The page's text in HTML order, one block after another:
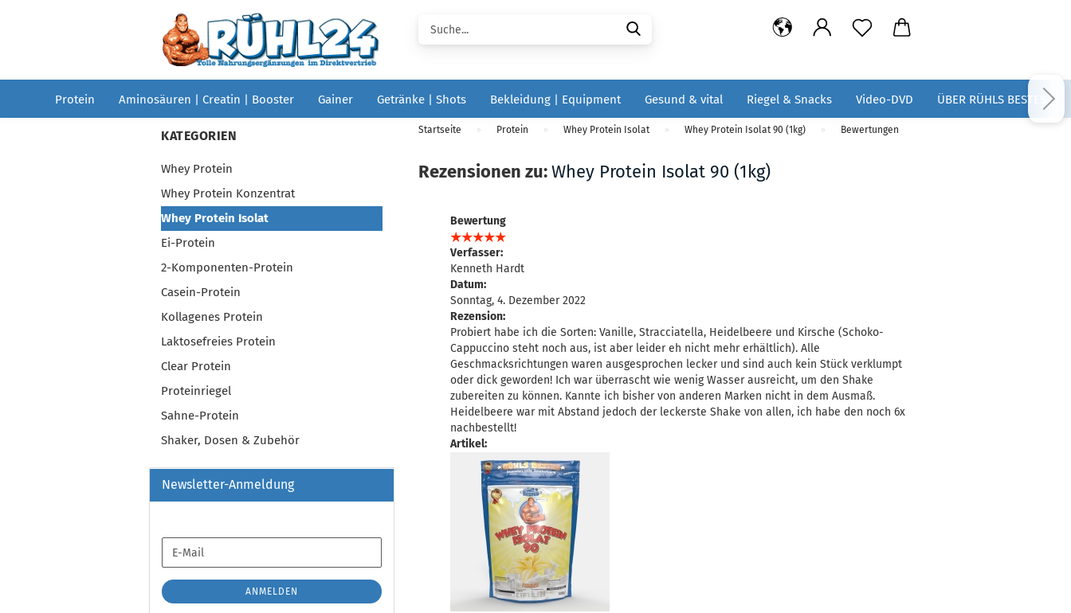
Protein Aminosäuren | Creatin | Booster Gainer Getränke | Shots Bekleidung | Equipment Gesund & vital Riegel & Snacks Video-DVD ÜBER RÜHLS BESTES
Startseite » Protein » Whey Protein Isolat » Whey Protein Isolat 90 (1kg) » Bewertungen
Rezensionen zu:Whey Protein Isolat 90 (1kg)
Bewertung
Verfasser:
Kenneth Hardt
Datum:
Sonntag, 4. Dezember 2022
Rezension:
Probiert habe ich die Sorten: Vanille, Stracciatella, Heidelbeere und Kirsche (Schoko-
Cappuccino steht noch aus, ist aber leider eh nicht mehr erhältlich). Alle
Geschmacksrichtungen waren ausgesprochen lecker und sind auch kein Stück verklumpt
oder dick geworden! Ich war überrascht wie wenig Wasser ausreicht, um den Shake
zubereiten zu können. Kannte ich bisher von anderen Marken nicht in dem Ausmaß.
Heidelbeere war mit Abstand jedoch der leckerste Shake von allen, ich habe den noch 6x
nachbestellt!
Artikel:
KATEGORIEN
Whey Protein
Whey Protein Konzentrat
Whey Protein Isolat
Ei-Protein
2-Komponenten-Protein
Casein-Protein
Kollagenes Protein
Laktosefreies Protein
Clear Protein
Proteinriegel
Sahne-Protein
Shaker, Dosen & Zubehör
Newsletter-Anmeldung
ZUR
ANMELDUNG
E-
Mail
ANMELDEN